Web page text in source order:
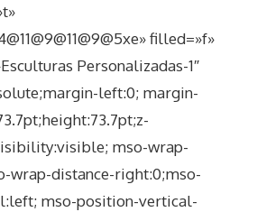
filled=»f»
Personalizadas-1″
left:0; margin-
mso-wrap-
wrap-distance-right:0;mso-
mso-position-vertical-